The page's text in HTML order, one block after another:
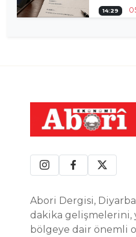
14:29
Abori Dergisi,
dakika gelişmelerini,
bölgeye dair önemli